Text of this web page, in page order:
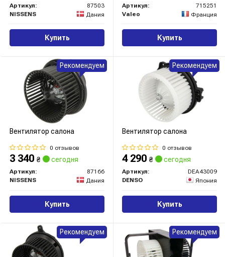
Артикул:
87503
NISSENS
Дания
Купить
Артикул:
715251
Valeo
Франция
Купить
Вентилятор салона
0 отзывов
3 340 ₴ сегодня
Артикул:
87166
NISSENS
Дания
Купить
Рекомендуем
Вентилятор салона
0 отзывов
4 290 ₴ сегодня
Артикул:
DEA43009
DENSO
Япония
Купить
Рекомендуем
Рекомендуем Рекомендуем